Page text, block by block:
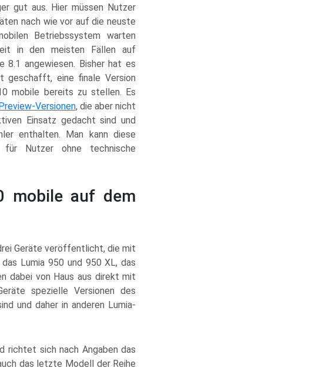
gut aus. Hier müssen Nutzer
nach wie vor auf die neuste
Betriebssystem warten
in den meisten Fällen auf
8.1 angewiesen. Bisher hat es
geschafft, eine finale Version
mobile bereits zu stellen. Es
Preview-Versionen, die aber nicht
Einsatz gedacht sind und
enthalten. Man kann diese
für Nutzer ohne technische
mobile auf dem
Geräte veröffentlicht, die mit
Lumia 950 und 950 XL, das
dabei von Haus aus direkt mit
spezielle Versionen des
und daher in anderen Lumia-
richtet sich nach Angaben das
das letzte Modell der Reihe